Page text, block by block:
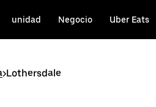
unidad Negocio Uber Eats
>Lothersdale